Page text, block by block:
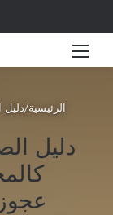
الرئيسية/دليل
دليل
عجوز